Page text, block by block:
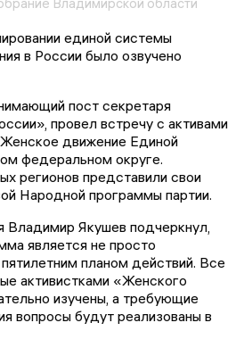
единой системы
в России было озвучено
пост секретаря
провел встречу с активами
движение Единой
федеральном округе.
регионов представили свои
Народной программы партии.
Владимир Якушев подчеркнул,
является не просто
планом действий. Все
активистками «Женского
изучены, а требующие
вопросы будут реализованы в